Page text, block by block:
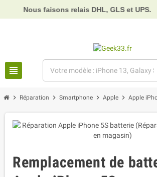
faisons relais DHL, GLS et UPS.
view_headline
chevron_right Réparation chevron_right Smartphone chevron_right Apple chevron_right Apple
Remplacement de